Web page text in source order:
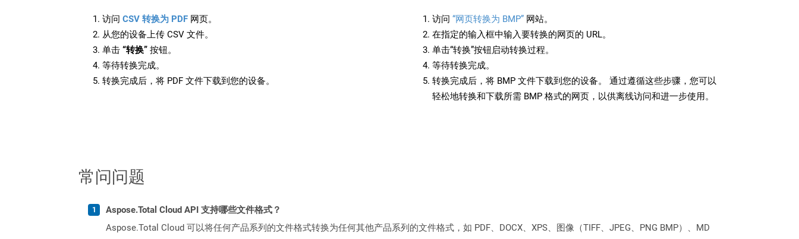
访问 CSV 转换为 PDF 网页。
从您的设备上传 CSV 文件。
单击 “转换” 按钮。
等待转换完成。
转换完成后，将 PDF 文件下载到您的设备。
访问 “网页转换为 BMP” 网站。
在指定的输入框中输入要转换的网页的 URL。
单击“转换”按钮启动转换过程。
等待转换完成。
转换完成后，将 BMP 文件下载到您的设备。 通过遵循这些步骤，您可以
轻松地转换和下载所需 BMP 格式的网页，以供离线访问和进一步使用。
常问问题
Aspose.Total Cloud API 支持哪些文件格式？
Aspose.Total Cloud 可以将任何产品系列的文件格式转换为任何其他产品系列的文件格式，如 PDF、DOCX、XPS、图像（TIFF、JPEG、PNG BMP）、MD